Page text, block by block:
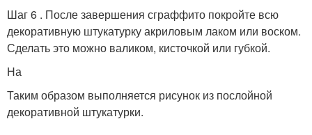
Шаг 6 . После завершения сграффито покройте всю
декоративную штукатурку акриловым лаком или воском.
Сделать это можно валиком, кисточкой или губкой.
На
Таким образом выполняется рисунок из послойной
декоративной штукатурки.